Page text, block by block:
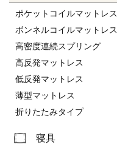
ポケットコイルマットレス
ボンネルコイルマットレス
高密度連続スプリング
高反発マットレス
低反発マットレス
薄型マットレス
折りたたみタイプ
寝具